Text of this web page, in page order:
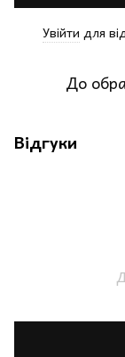
Увійти для
До
Відгуки